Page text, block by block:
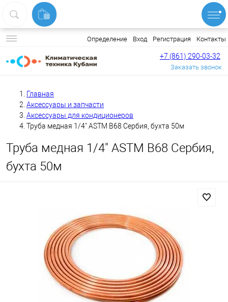
Определение Вход Регистрация Контакты
+7 (861) 290-03-32
Заказать звонок
Главная
Аксессуары и запчасти
Аксессуары для кондиционеров
Труба медная 1/4" ASTM B68 Сербия, бухта 50м
Труба медная 1/4" ASTM B68 Сербия,
бухта 50м